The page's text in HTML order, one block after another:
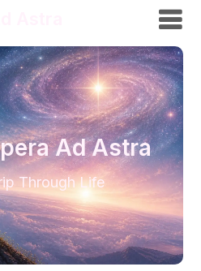
Ad Astra
Through Life